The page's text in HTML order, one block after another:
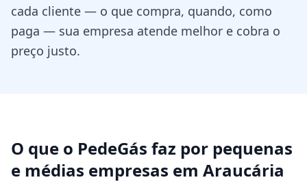
cada cliente — o que compra, quando, como
paga — sua empresa atende melhor e cobra o
preço justo.
O que o PedeGás faz por pequenas
e médias empresas em Araucária